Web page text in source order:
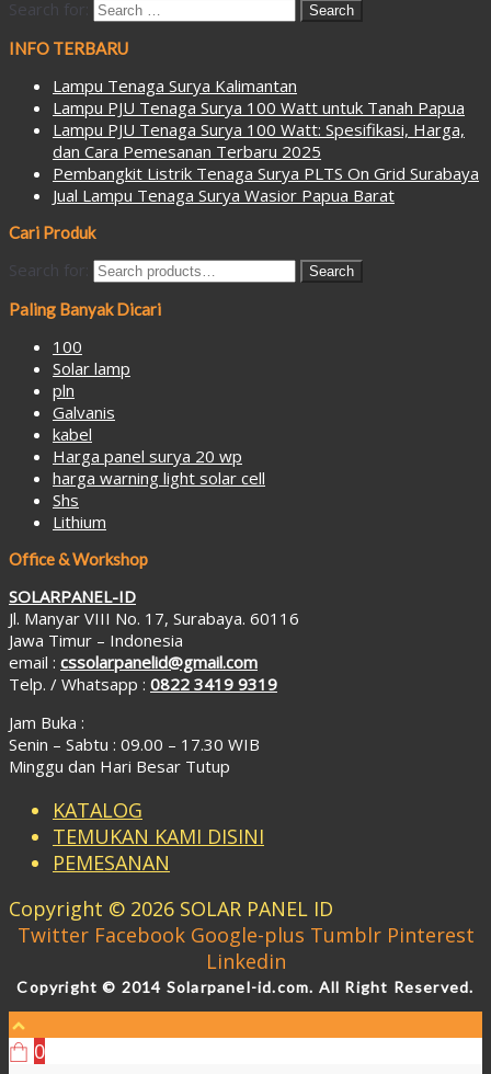
Search for:
INFO TERBARU
Lampu Tenaga Surya Kalimantan
Lampu PJU Tenaga Surya 100 Watt untuk Tanah Papua
Lampu PJU Tenaga Surya 100 Watt: Spesifikasi, Harga,
dan Cara Pemesanan Terbaru 2025
Pembangkit Listrik Tenaga Surya PLTS On Grid Surabaya
Jual Lampu Tenaga Surya Wasior Papua Barat
Cari Produk
Search for: Search
Paling Banyak Dicari
100
Solar lamp
pln
Galvanis
kabel
Harga panel surya 20 wp
harga warning light solar cell
Shs
Lithium
Office & Workshop
SOLARPANEL-ID
Jl. Manyar VIII No. 17, Surabaya. 60116
Jawa Timur – Indonesia
email : cssolarpanelid@gmail.com
Telp. / Whatsapp : 0822 3419 9319
Jam Buka :
Senin – Sabtu : 09.00 – 17.30 WIB
Minggu dan Hari Besar Tutup
KATALOG
TEMUKAN KAMI DISINI
PEMESANAN
Copyright © 2026 SOLAR PANEL ID
Twitter Facebook Google-plus Tumblr Pinterest
Linkedin
Copyright © 2014 Solarpanel-id.com. All Right Reserved.
0